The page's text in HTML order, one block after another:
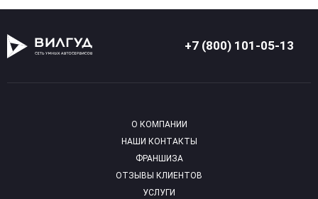
+7 (800) 101-05-13
О КОМПАНИИ
НАШИ КОНТАКТЫ
ФРАНШИЗА
ОТЗЫВЫ КЛИЕНТОВ
УСЛУГИ